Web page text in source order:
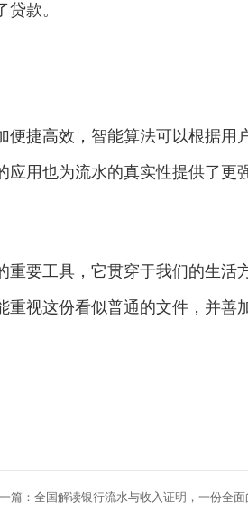
款。
便捷高效，智能算法可以根据用
用也为流水的真实性提供了更
重要工具，它贯穿于我们的生活
重视这份看似普通的文件，并善
篇：全国解读银行流水与收入证明，一份全面